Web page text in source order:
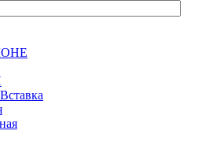
Вставка